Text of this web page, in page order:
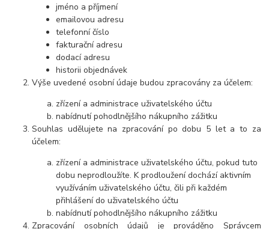
jméno a příjmení
emailovou adresu
telefonní číslo
fakturační adresu
dodací adresu
historii objednávek
Výše uvedené osobní údaje budou zpracovány za účelem:
zřízení a administrace uživatelského účtu
nabídnutí pohodlnějšího nákupního zážitku
Souhlas udělujete na zpracování po dobu 5 let a to za
účelem:
zřízení a administrace uživatelského účtu, pokud tuto
dobu neprodloužíte. K prodloužení dochází aktivním
využíváním uživatelského účtu, čili při každém
přihlášení do uživatelského účtu
nabídnutí pohodlnějšího nákupního zážitku
Zpracování osobních údajů je prováděno Správcem